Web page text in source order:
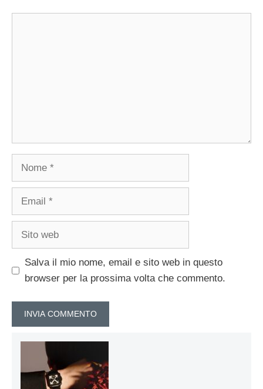
Nome
Email
Sito
Salva il mio nome, email e sito web in questo
browser per la prossima volta che commento.